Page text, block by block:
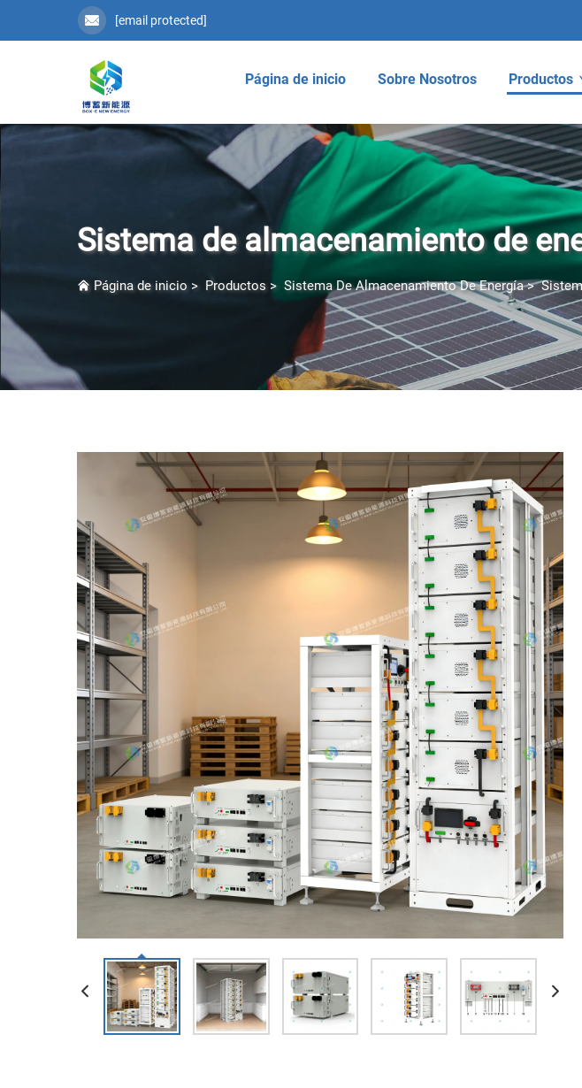
[email protected]
Página de inicio Sobre Nosotros Productos
Sistema de almacenamiento de
Página de inicio > Productos > Sistema De Almacenamiento De Energía>